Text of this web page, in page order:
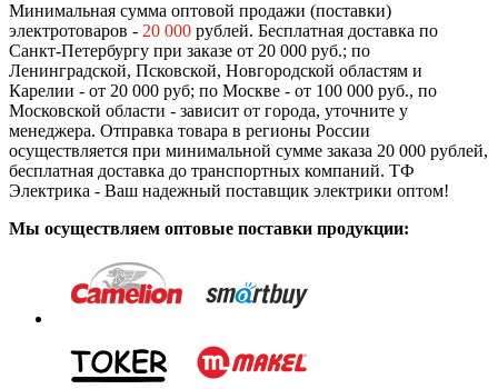
Минимальная сумма оптовой продажи (поставки)
электротоваров - 20 000 рублей. Бесплатная доставка по
Санкт-Петербургу при заказе от 20 000 руб.; по
Ленинградской, Псковской, Новгородской областям и
Карелии - от 20 000 руб; по Москве - от 100 000 руб., по
Московской области - зависит от города, уточните у
менеджера. Отправка товара в регионы России
осуществляется при минимальной сумме заказа 20 000 рублей,
бесплатная доставка до транспортных компаний. ТФ
Электрика - Ваш надежный поставщик электрики оптом!
Мы осуществляем оптовые поставки продукции: